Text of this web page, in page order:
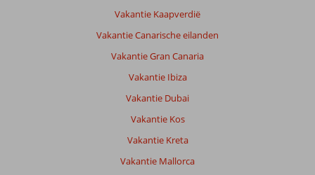
Vakantie Kaapverdië
Vakantie Canarische eilanden
Vakantie Gran Canaria
Vakantie Ibiza
Vakantie Dubai
Vakantie Kos
Vakantie Kreta
Vakantie Mallorca